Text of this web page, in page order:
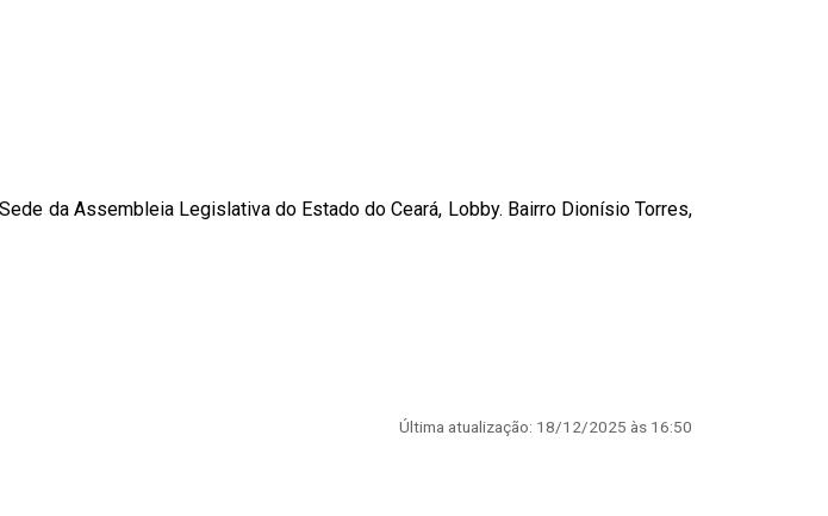
da Assembleia Legislativa do Estado do Ceará, Lobby. Bairro Dionísio Torres,
Última atualização: 18/12/2025 às 16:50